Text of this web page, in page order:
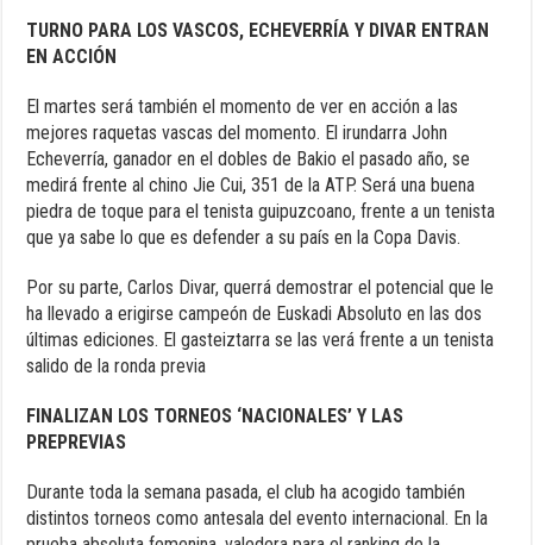
TURNO PARA LOS VASCOS, ECHEVERRÍA Y DIVAR ENTRAN
EN ACCIÓN
El martes será también el momento de ver en acción a las
mejores raquetas vascas del momento. El irundarra John
Echeverría, ganador en el dobles de Bakio el pasado año, se
medirá frente al chino Jie Cui, 351 de la ATP. Será una buena
piedra de toque para el tenista guipuzcoano, frente a un tenista
que ya sabe lo que es defender a su país en la Copa Davis.
Por su parte, Carlos Divar, querrá demostrar el potencial que le
ha llevado a erigirse campeón de Euskadi Absoluto en las dos
últimas ediciones. El gasteiztarra se las verá frente a un tenista
salido de la ronda previa
FINALIZAN LOS TORNEOS ‘NACIONALES’ Y LAS
PREPREVIAS
Durante toda la semana pasada, el club ha acogido también
distintos torneos como antesala del evento internacional. En la